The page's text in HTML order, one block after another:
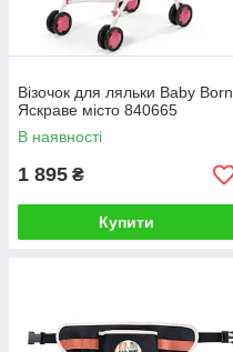
Візочок для ляльки Baby Born
Яскраве місто 840665
В наявності
1 895 ₴
Купити